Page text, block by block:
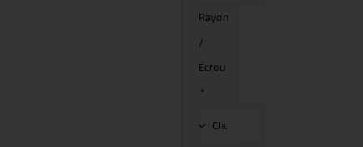
Rayon
/
Écrou
*